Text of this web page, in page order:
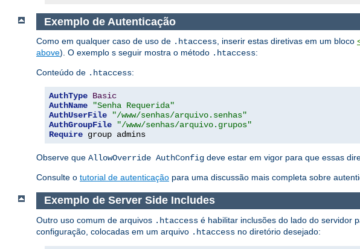
Exemplo de Autenticação
Como em qualquer caso de uso de .htaccess, inserir estas diretivas em um bloco
above). O exemplo s seguir mostra o método .htaccess:
Conteúdo de .htaccess:
AuthType Basic
AuthName
"Senha Requerida"
AuthUserFile
"/www/senhas/arquivo.senhas"
AuthGroupFile
"/www/senhas/arquivo.grupos"
Require group admins
Observe que AllowOverride AuthConfig deve estar em vigor para que essas
Consulte o tutorial de autenticação para uma discussão mais completa sobre
Exemplo de Server Side Includes
Outro uso comum de arquivos .htaccess é habilitar inclusões do lado do servidor
configuração, colocadas em um arquivo .htaccess no diretório desejado: